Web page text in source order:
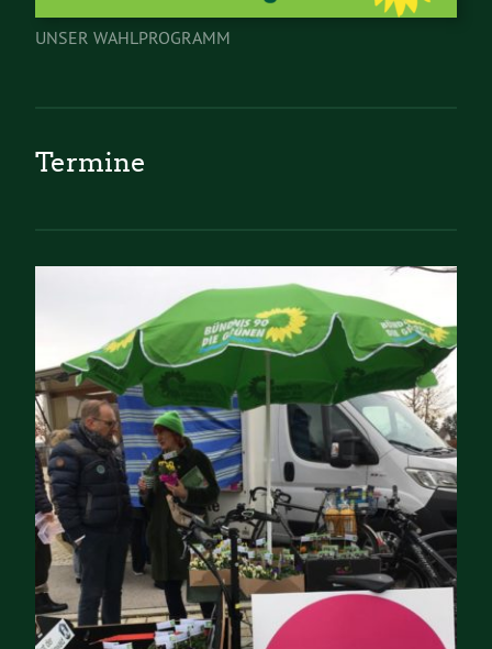
UNSER WAHLPROGRAMM
Termine